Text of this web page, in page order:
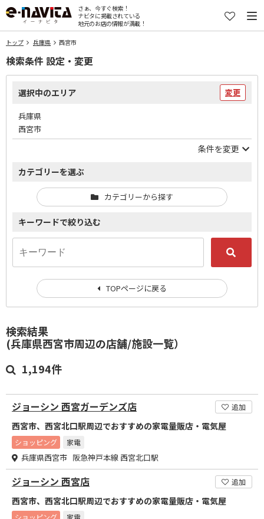
さぁ、今すぐ検索！
ナビタに掲載されている
地元のお店の情報が満載！
トップ 兵庫県 西宮市
検索結果
(兵庫県西宮市周辺の店舗/施設一覧）
1,194件
ジョーシン 西宮ガーデンズ店 追加
西宮市、西宮北口駅周辺でおすすめの家電量販店・電気屋
ショッピング 家電
兵庫県西宮市 阪急神戸本線 西宮北口駅
ジョーシン 西宮店 追加
西宮市、西宮北口駅周辺でおすすめの家電量販店・電気屋
ショッピング 家電
検索条件 設定・変更
選択中のエリア 変更
兵庫県
西宮市
条件を変更
カテゴリーを選ぶ
カテゴリーから探す
キーワードで絞り込む
TOPページに戻る